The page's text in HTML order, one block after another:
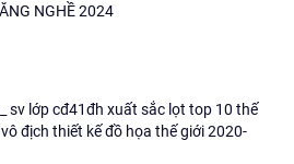
NGHỀ 2024
sv lớp cđ41đh xuất sắc lọt top 10 thế
địch thiết kế đồ họa thế giới 2020-